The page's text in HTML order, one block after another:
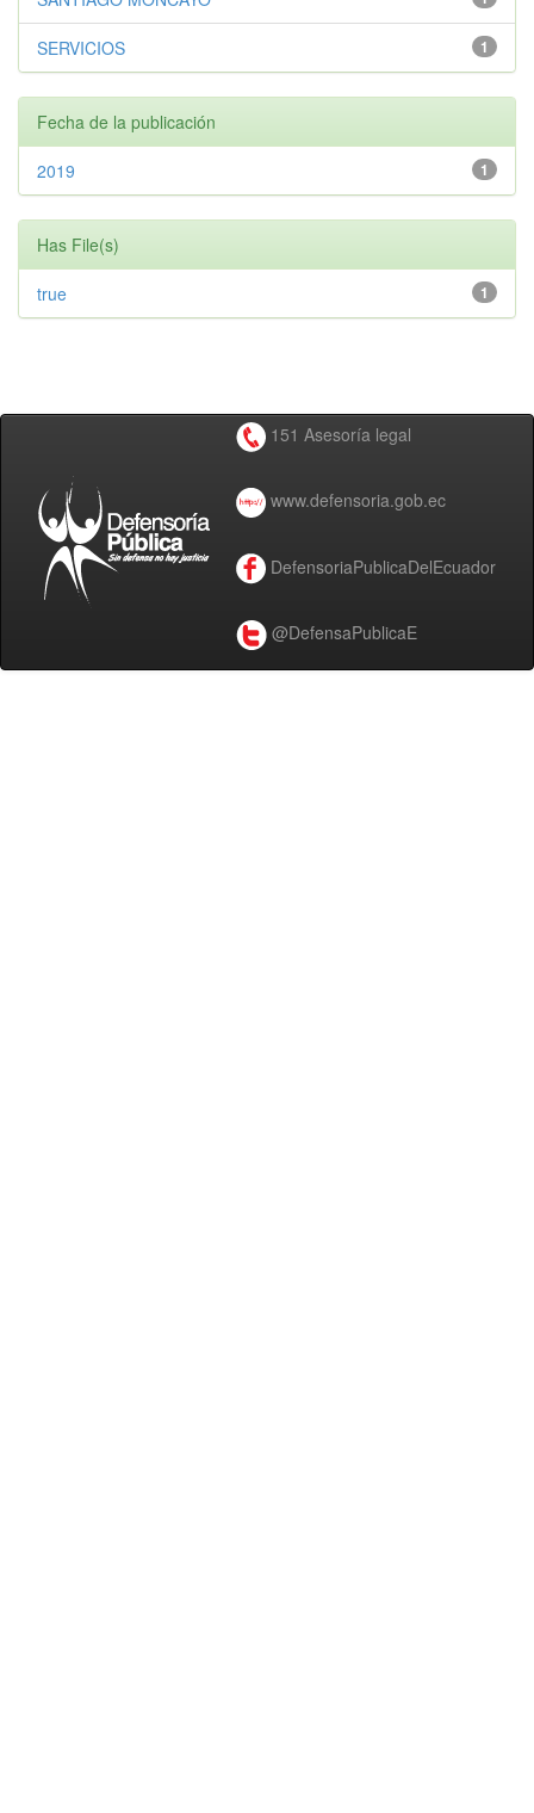
1
SERVICIOS
Fecha de la publicación
1
2019
Has File(s)
1
true
151 Asesoría legal
www.defensoria.gob.ec
DefensoriaPublicaDelEcuador
@DefensaPublicaE